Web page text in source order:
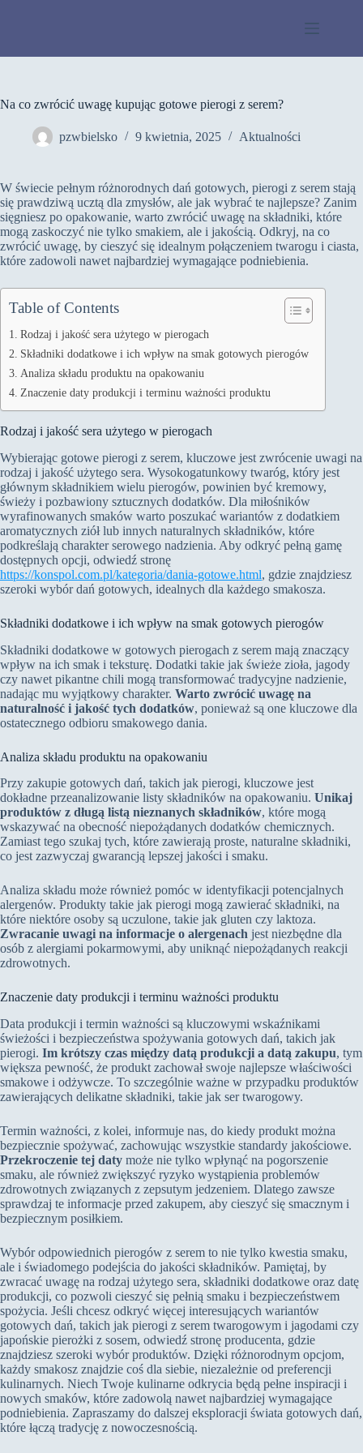
Na co zwrócić uwagę kupując gotowe pierogi z serem?
pzwbielsko 9 kwietnia, 2025 Aktualności
W świecie pełnym różnorodnych dań gotowych, pierogi z serem stają
się prawdziwą ucztą dla zmysłów, ale jak wybrać te najlepsze? Zanim
sięgniesz po opakowanie, warto zwrócić uwagę na składniki, które
mogą zaskoczyć nie tylko smakiem, ale i jakością. Odkryj, na co
zwrócić uwagę, by cieszyć się idealnym połączeniem twarogu i ciasta,
które zadowoli nawet najbardziej wymagające podniebienia.
Table of Contents
Rodzaj i jakość sera użytego w pierogach
Składniki dodatkowe i ich wpływ na smak gotowych pierogów
Analiza składu produktu na opakowaniu
Znaczenie daty produkcji i terminu ważności produktu
Rodzaj i jakość sera użytego w pierogach
Wybierając gotowe pierogi z serem, kluczowe jest zwrócenie uwagi na
rodzaj i jakość użytego sera. Wysokogatunkowy twaróg, który jest
głównym składnikiem wielu pierogów, powinien być kremowy,
świeży i pozbawiony sztucznych dodatków. Dla miłośników
wyrafinowanych smaków warto poszukać wariantów z dodatkiem
aromatycznych ziół lub innych naturalnych składników, które
podkreślają charakter serowego nadzienia. Aby odkryć pełną gamę
dostępnych opcji, odwiedź stronę
https://konspol.com.pl/kategoria/dania-gotowe.html, gdzie znajdziesz
szeroki wybór dań gotowych, idealnych dla każdego smakosza.
Składniki dodatkowe i ich wpływ na smak gotowych pierogów
Składniki dodatkowe w gotowych pierogach z serem mają znaczący
wpływ na ich smak i teksturę. Dodatki takie jak świeże zioła, jagody
czy nawet pikantne chili mogą transformować tradycyjne nadzienie,
nadając mu wyjątkowy charakter. Warto zwrócić uwagę na
naturalność i jakość tych dodatków, ponieważ są one kluczowe dla
ostatecznego odbioru smakowego dania.
Analiza składu produktu na opakowaniu
Przy zakupie gotowych dań, takich jak pierogi, kluczowe jest
dokładne przeanalizowanie listy składników na opakowaniu. Unikaj
produktów z długą listą nieznanych składników, które mogą
wskazywać na obecność niepożądanych dodatków chemicznych.
Zamiast tego szukaj tych, które zawierają proste, naturalne składniki,
co jest zazwyczaj gwarancją lepszej jakości i smaku.
Analiza składu może również pomóc w identyfikacji potencjalnych
alergenów. Produkty takie jak pierogi mogą zawierać składniki, na
które niektóre osoby są uczulone, takie jak gluten czy laktoza.
Zwracanie uwagi na informacje o alergenach jest niezbędne dla
osób z alergiami pokarmowymi, aby uniknąć niepożądanych reakcji
zdrowotnych.
Znaczenie daty produkcji i terminu ważności produktu
Data produkcji i termin ważności są kluczowymi wskaźnikami
świeżości i bezpieczeństwa spożywania gotowych dań, takich jak
pierogi. Im krótszy czas między datą produkcji a datą zakupu, tym
większa pewność, że produkt zachował swoje najlepsze właściwości
smakowe i odżywcze. To szczególnie ważne w przypadku produktów
zawierających delikatne składniki, takie jak ser twarogowy.
Termin ważności, z kolei, informuje nas, do kiedy produkt można
bezpiecznie spożywać, zachowując wszystkie standardy jakościowe.
Przekroczenie tej daty może nie tylko wpłynąć na pogorszenie
smaku, ale również zwiększyć ryzyko wystąpienia problemów
zdrowotnych związanych z zepsutym jedzeniem. Dlatego zawsze
sprawdzaj te informacje przed zakupem, aby cieszyć się smacznym i
bezpiecznym posiłkiem.
Wybór odpowiednich pierogów z serem to nie tylko kwestia smaku,
ale i świadomego podejścia do jakości składników. Pamiętaj, by
zwracać uwagę na rodzaj użytego sera, składniki dodatkowe oraz datę
produkcji, co pozwoli cieszyć się pełnią smaku i bezpieczeństwem
spożycia. Jeśli chcesz odkryć więcej interesujących wariantów
gotowych dań, takich jak pierogi z serem twarogowym i jagodami czy
japońskie pierożki z sosem, odwiedź stronę producenta, gdzie
znajdziesz szeroki wybór produktów. Dzięki różnorodnym opcjom,
każdy smakosz znajdzie coś dla siebie, niezależnie od preferencji
kulinarnych. Niech Twoje kulinarne odkrycia będą pełne inspiracji i
nowych smaków, które zadowolą nawet najbardziej wymagające
podniebienia. Zapraszamy do dalszej eksploracji świata gotowych dań,
które łączą tradycję z nowoczesnością.